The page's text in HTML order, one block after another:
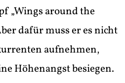
„Wings around the
dafür muss er es nicht
aufnehmen,
Höhenangst besiegen.